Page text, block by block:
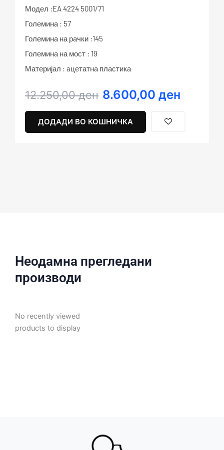
Модел :EA 4224 5001/71
Големина : 57
Големина на рачки :145
Големина на мост : 19
Материјал : aцетатна пластика
12.250,00ден
Original
was:
12.250,00 ден.
8.600,00 ден
Current
8.600,00 ден.
ДОДАДИ ВО КОШНИЧКА
Неодамна прегледани
производи
No recently viewed
products to display